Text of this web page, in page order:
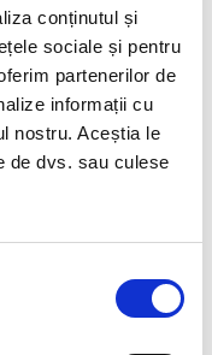
conținutul și
sociale și pentru
partenerilor de
informații cu
nostru. Aceștia le
de dvs. sau culese
De fapt,cele
curajoase
plan solid care
ne pot ajuta
dar
iar aceste
și
fiecărui